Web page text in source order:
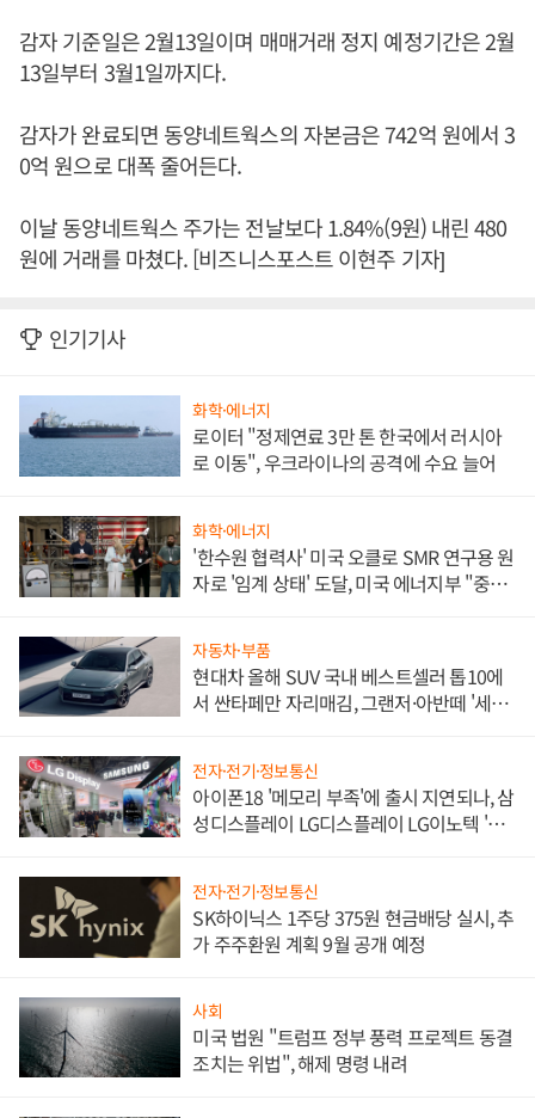
감자 기준일은 2월13일이며 매매거래 정지 예정기간은 2월
13일부터 3월1일까지다.
감자가 완료되면 동양네트웍스의 자본금은 742억 원에서 3
0억 원으로 대폭 줄어든다.
이날 동양네트웍스 주가는 전날보다 1.84%(9원) 내린 480
원에 거래를 마쳤다. [비즈니스포스트 이현주 기자]
인기기사
화학·에너지
로이터 "정제연료 3만 톤 한국에서 러시아
로 이동", 우크라이나의 공격에 수요 늘어
화학·에너지
'한수원 협력사' 미국 오클로 SMR 연구용 원
자로 '임계 상태' 도달, 미국 에너지부 "중요
자동차·부품
현대차 올해 SUV 국내 베스트셀러 톱10에
서 싼타페만 자리매김, 그랜저·아반떼 '세단
전자·전기·정보통신
아이폰18 '메모리 부족'에 출시 지연되나, 삼
성디스플레이 LG디스플레이 LG이노텍 '탈
전자·전기·정보통신
SK하이닉스 1주당 375원 현금배당 실시, 추
가 주주환원 계획 9월 공개 예정
사회
미국 법원 "트럼프 정부 풍력 프로젝트 동결
조치는 위법", 해제 명령 내려